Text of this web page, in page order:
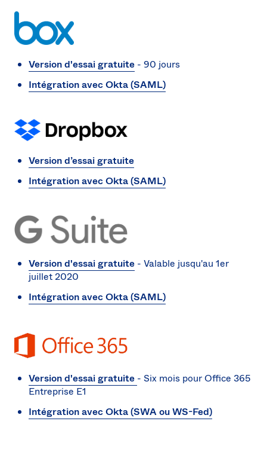
Version d'essai gratuite - 90 jours
Intégration avec Okta (SAML)
Version d’essai gratuite
Intégration avec Okta (SAML)
Version d'essai gratuite - Valable jusqu'au 1er
juillet 2020
Intégration avec Okta (SAML)
Version d'essai gratuite - Six mois pour Office 365
Entreprise E1
Intégration avec Okta (SWA ou WS-Fed)